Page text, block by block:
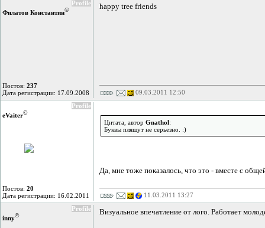
Profile
Филатов Константин©
Постов: 237
Дата регистрации: 17.09.2008
happy tree friends
09.03.2011 12:50
Profile
eVaiter©
Постов: 20
Дата регистрации: 16.02.2011
Цитата, автор Gnathol:
Буквы пляшут не серьезно. :)
Да, мне тоже показалось, что это - вместе с
11.03.2011 13:27
Profile
inny© Визуальное впечатление от лого. Работает